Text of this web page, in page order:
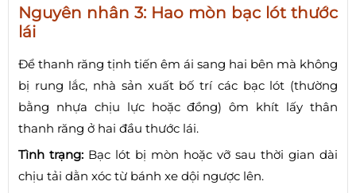
Nguyên nhân 3: Hao mòn bạc lót thước
lái
Để thanh răng tịnh tiến êm ái sang hai bên mà không
bị rung lắc, nhà sản xuất bố trí các bạc lót (thường
bằng nhựa chịu lực hoặc đồng) ôm khít lấy thân
thanh răng ở hai đầu thước lái.
Tình trạng: Bạc lót bị mòn hoặc vỡ sau thời gian dài
chịu tải dằn xóc từ bánh xe dội ngược lên.